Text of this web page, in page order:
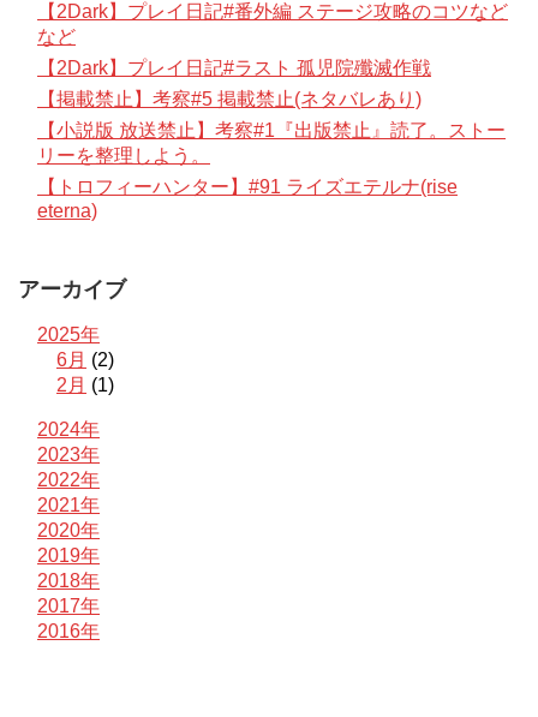
【2Dark】プレイ日記#番外編 ステージ攻略のコツなど
など
【2Dark】プレイ日記#ラスト 孤児院殲滅作戦
【掲載禁止】考察#5 掲載禁止(ネタバレあり)
【小説版 放送禁止】考察#1『出版禁止』読了。ストー
リーを整理しよう。
【トロフィーハンター】#91 ライズエテルナ(rise
eterna)
アーカイブ
2025年
6月 (2)
2月 (1)
2024年
2023年
2022年
2021年
2020年
2019年
2018年
2017年
2016年